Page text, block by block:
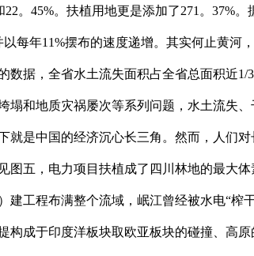
22。45%。扶植用地更是添加了271。
每年11%摆布的速度递增。其实何止黄
数据，全省水土流失面积占全省总面积近
塌和地质灾祸屡次等系列问题，水土流失
就是中国的经济沉心长三角。然而，人们
图五，电力项目扶植成了四川林地的最大
建工程布满整个流域，岷江曾经被水电“
构成于印度洋板块取欧亚板块的碰撞、高